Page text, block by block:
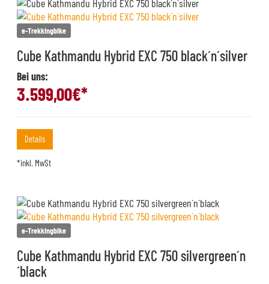
e-Trekkingbike
Cube Kathmandu Hybrid EXC 750 black´n´silver
Bei uns:
3.599,00€*
Details
*inkl. MwSt
e-Trekkingbike
Cube Kathmandu Hybrid EXC 750 silvergreen´n
´black